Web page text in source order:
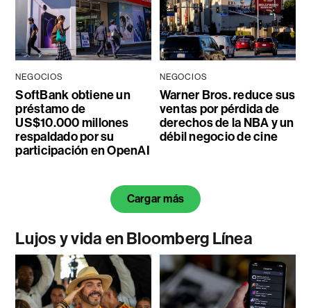
NEGOCIOS
SoftBank obtiene un
préstamo de
US$10.000 millones
respaldado por su
participación en OpenAI
NEGOCIOS
Warner Bros. reduce sus
ventas por pérdida de
derechos de la NBA y un
débil negocio de cine
Cargar más
Lujos y vida en Bloomberg Línea